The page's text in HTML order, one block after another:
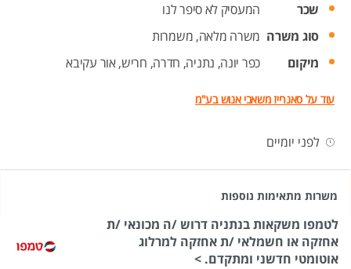
שכר
המעסיק לא סיפר לנו
סוג משרה משרה מלאה, משמרות
מיקום
כפר יונה, נתניה, חדרה, חריש,אור עקיבא
עוד על סאנרייז משאבי אנוש בע"מ
לפני יומיים
משרות מתאימות נוספות
לטמפו משקאות בנתניה דרוש /ה מכונאי /ת
אחזקה או חשמלאי /ת אחזקה למרלוג
אוטומטי חדשני ומתקדם. >